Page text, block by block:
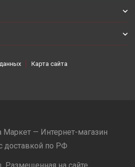
Карта сайта
— Интернет-магазин
доставкой по РФ